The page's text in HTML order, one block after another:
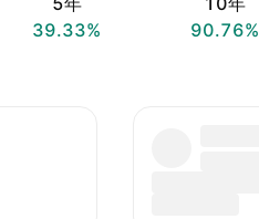
39.33%
90.76%